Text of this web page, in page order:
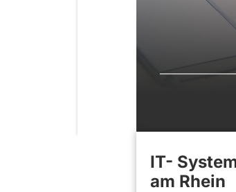
IT-
am Rhein